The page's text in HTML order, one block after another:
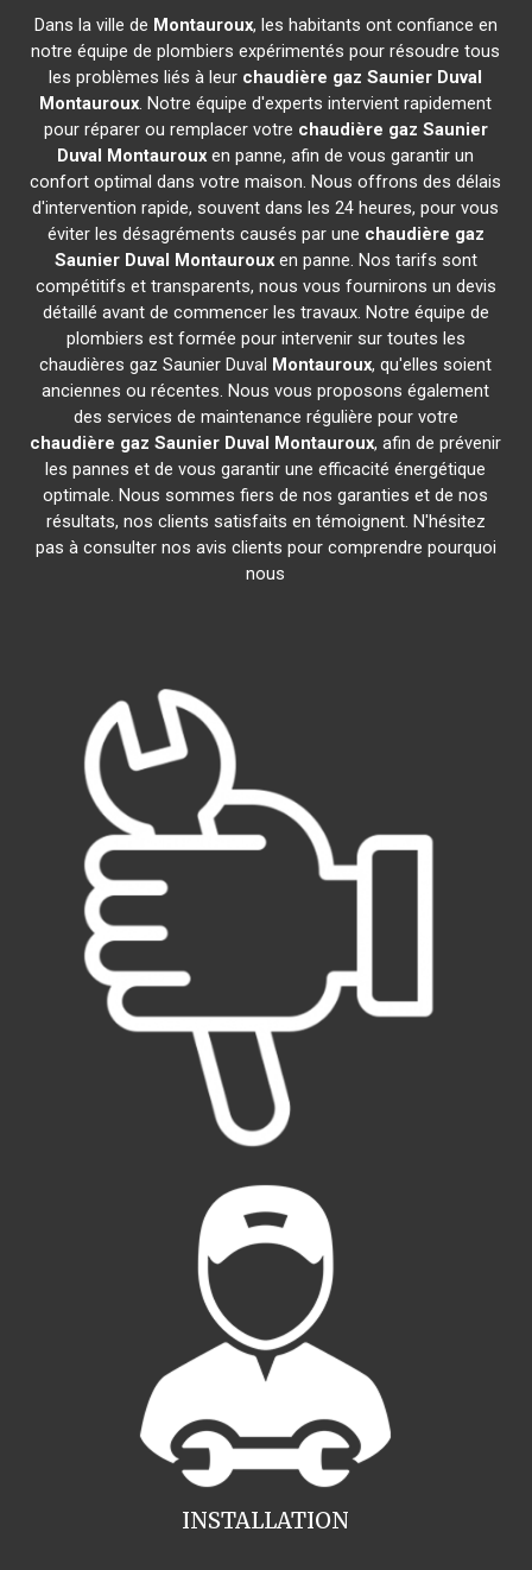
Dans la ville de Montauroux, les habitants ont confiance en
notre équipe de plombiers expérimentés pour résoudre tous
les problèmes liés à leur chaudière gaz Saunier Duval
Montauroux. Notre équipe d'experts intervient rapidement
pour réparer ou remplacer votre chaudière gaz Saunier
Duval Montauroux en panne, afin de vous garantir un
confort optimal dans votre maison. Nous offrons des délais
d'intervention rapide, souvent dans les 24 heures, pour vous
éviter les désagréments causés par une chaudière gaz
Saunier Duval Montaurouxen panne. Nos tarifs sont
compétitifs et transparents, nous vous fournirons un devis
détaillé avant de commencer les travaux. Notre équipe de
plombiers est formée pour intervenir sur toutes les
chaudières gaz Saunier Duval Montauroux, qu'elles soient
anciennes ou récentes. Nous vous proposons également
des services de maintenance régulière pour votre
chaudière gaz Saunier Duval Montauroux, afin de prévenir
les pannes et de vous garantir une efficacité énergétique
optimale. Nous sommes fiers de nos garanties et de nos
résultats, nos clients satisfaits en témoignent. N'hésitez
pas à consulter nos avis clients pour comprendre pourquoi
nous
INSTALLATION